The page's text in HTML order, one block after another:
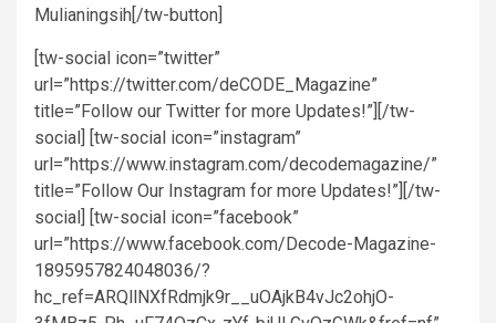
Mulianingsih[/tw-button]
[tw-social icon=”twitter”
url=”https://twitter.com/deCODE_Magazine”
title=”Follow our Twitter for more Updates!”][/tw-
social] [tw-social icon=”instagram”
url=”https://www.instagram.com/decodemagazine/”
title=”Follow Our Instagram for more Updates!”][/tw-
social] [tw-social icon=”facebook”
url=”https://www.facebook.com/Decode-Magazine-
1895957824048036/?
hc_ref=ARQllNXfRdmjk9r__uOAjkB4vJc2ohjO-